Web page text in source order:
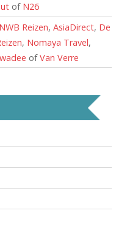
of N26
Reizen, AsiaDirect, De
, Nomaya Travel,
ofVan Verre